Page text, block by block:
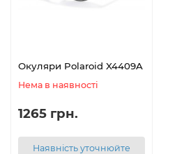
Окуляри Polaroid X4409A
Нема в наявності
1265 грн.
Наявність уточнюйте